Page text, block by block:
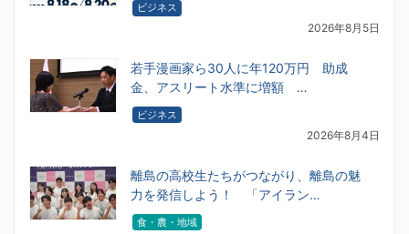
ビジネス
2026年8月5日
若手漫画家ら30人に年120万円 助成
金、アスリート水準に増額 …
ビジネス
2026年8月4日
離島の高校生たちがつながり、離島の魅
力を発信しよう！ 「アイラン…
食・農・地域